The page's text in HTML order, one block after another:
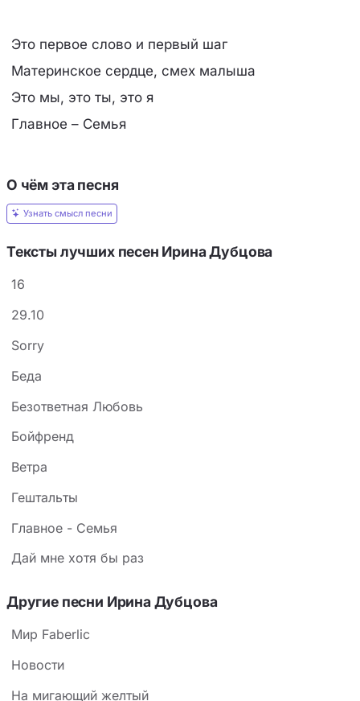
Это первое слово и первый шаг
Материнское сердце, смех малыша
Это мы, это ты, это я
Главное – Семья
О чём эта песня
Узнать смысл песни
Тексты лучших песен Ирина Дубцова
16
29.10
Sorry
Беда
Безответная Любовь
Бойфренд
Ветра
Гештальты
Главное - Семья
Дай мне хотя бы раз
Другие песни Ирина Дубцова
Мир Faberlic
Новости
На мигающий желтый